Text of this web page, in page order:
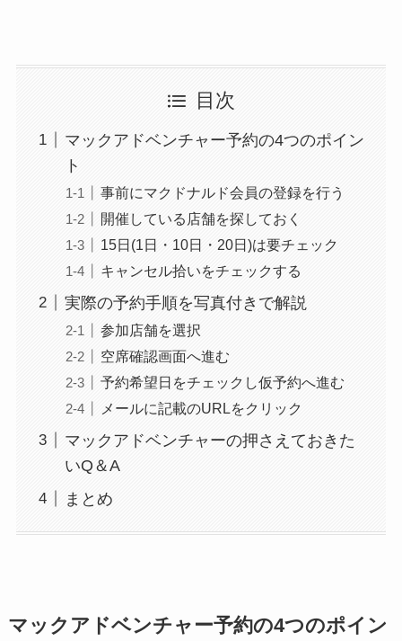
目次
マックアドベンチャー予約の4つのポイン
ト
事前にマクドナルド会員の登録を行う
開催している店舗を探しておく
15日(1日・10日・20日)は要チェック
キャンセル拾いをチェックする
実際の予約手順を写真付きで解説
参加店舗を選択
空席確認画面へ進む
予約希望日をチェックし仮予約へ進む
メールに記載のURLをクリック
マックアドベンチャーの押さえておきた
いQ＆A
まとめ
マックアドベンチャー予約の4つのポイン